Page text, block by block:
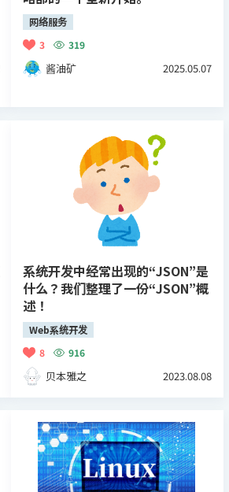
网络服务
3
319
酱油矿 2025.05.07
系统开发中经常出现的“JSON”是
什么？我们整理了一份“JSON”概
述！
Web系统开发
8
916
贝本雅之 2023.08.08